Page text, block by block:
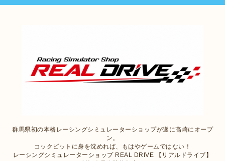
群馬県初の本格レーシングシミュレーターショップが遂に高崎にオープ
ン。
コックピットに身を沈めれば、もはやゲームではない！
レーシングシミュレーターショップ REAL DRIVE 【リアルドライブ】